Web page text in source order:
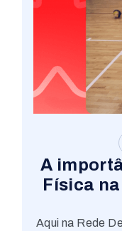
A
Física
Aqui na Rede